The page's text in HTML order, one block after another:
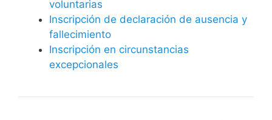
voluntarias
Inscripción de declaración de ausencia y
fallecimiento
Inscripción en circunstancias
excepcionales